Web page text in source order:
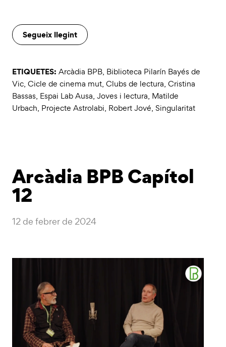
Segueix llegint
ETIQUETES: Arcàdia BPB, Biblioteca Pilarín Bayés de
Vic, Cicle de cinema mut, Clubs de lectura, Cristina
Bassas, Espai Lab Ausa, Joves i lectura, Matilde
Urbach, Projecte Astrolabi, Robert Jové, Singularitat
Arcàdia BPB Capítol
12
12 de febrer de 2024